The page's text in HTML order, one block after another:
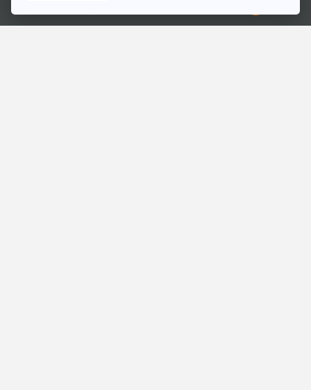
Ⓒ 2020 องค์การกระจายเสียงและแพร่ภาพสาธารณะแห่งประเทศไทย